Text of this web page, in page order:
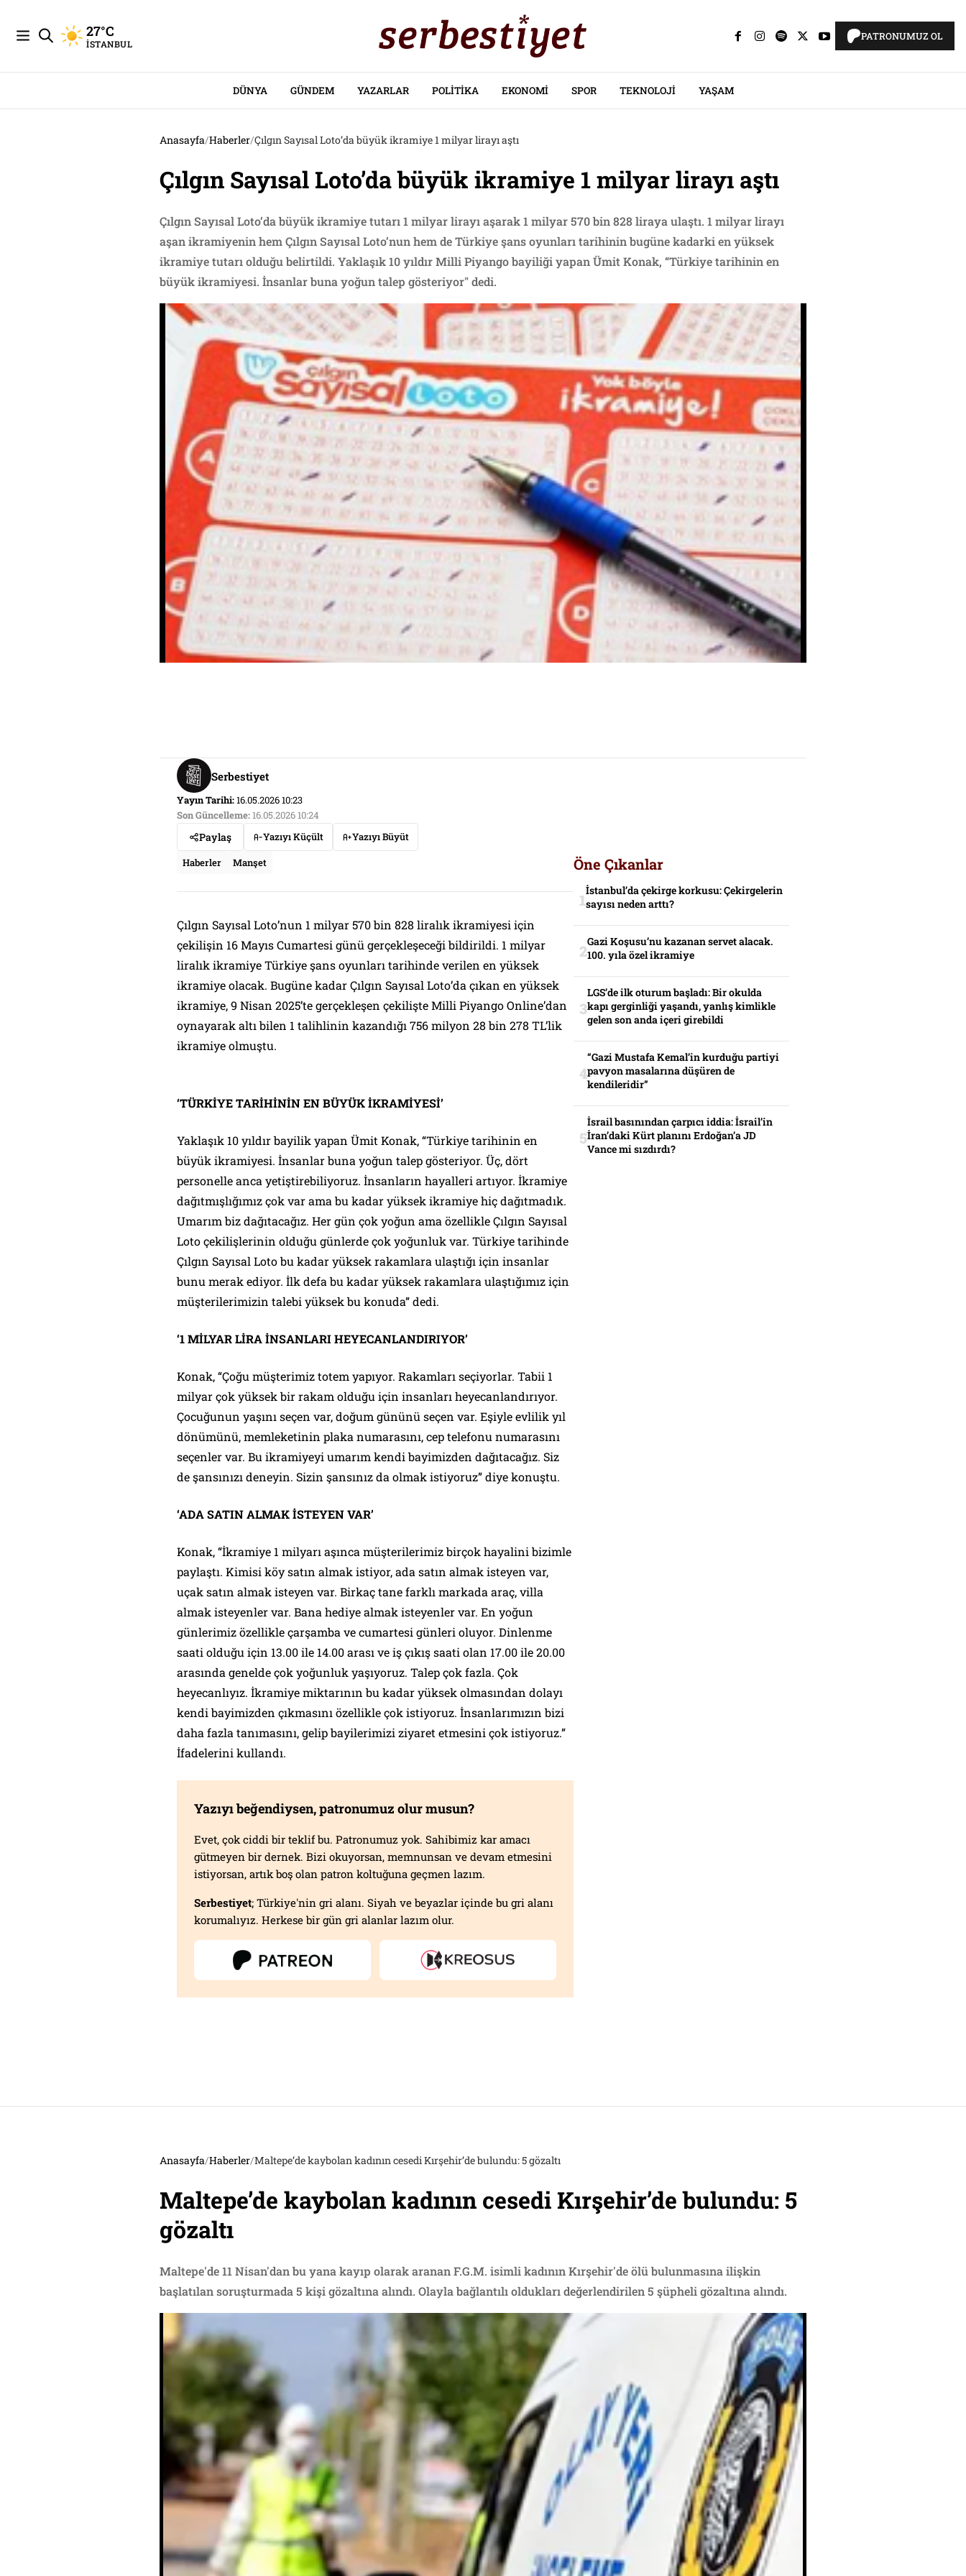
27°C
İSTANBUL
PATRONUMUZ OL
DÜNYA GÜNDEM YAZARLAR POLITIKA EKONOMI SPOR TEKNOLOJI YAŞAM
Anasayfa/Haberler/Çılgın Sayısal Loto’da büyük ikramiye 1 milyar lirayı aştı
Çılgın Sayısal Loto’da büyük ikramiye 1 milyar lirayı aştı
Çılgın Sayısal Loto’da büyük ikramiye tutarı 1 milyar lirayı aşarak 1 milyar 570 bin 828 liraya ulaştı. 1 milyar lirayı
aşan ikramiyenin hem Çılgın Sayısal Loto’nun hem de Türkiye şans oyunları tarihinin bugüne kadarki en yüksek
ikramiye tutarı olduğu belirtildi. Yaklaşık 10 yıldır Milli Piyango bayiliği yapan Ümit Konak, “Türkiye tarihinin en
büyük ikramiyesi. İnsanlar buna yoğun talep gösteriyor" dedi.
Serbestiyet
Yayın Tarihi:16.05.2026 10:23
Son Güncelleme: 16.05.2026 10:24
Paylaş Yazıyı Küçült
Yazıyı Büyüt
Haberler
Manşet
Çılgın Sayısal Loto’nun 1 milyar 570 bin 828 liralık ikramiyesi için
çekilişin 16 Mayıs Cumartesi günü gerçekleşeceği bildirildi. 1 milyar
liralık ikramiye Türkiye şans oyunları tarihinde verilen en yüksek
ikramiye olacak. Bugüne kadar Çılgın Sayısal Loto’da çıkan en yüksek
ikramiye, 9 Nisan 2025’te gerçekleşen çekilişte Milli Piyango Online’dan
oynayarak altı bilen 1 talihlinin kazandığı 756 milyon 28 bin 278 TL’lik
ikramiye olmuştu.
‘TÜRKİYE TARİHİNİN EN BÜYÜK İKRAMİYESİ’
Yaklaşık 10 yıldır bayilik yapan Ümit Konak, “Türkiye tarihinin en
büyük ikramiyesi. İnsanlar buna yoğun talep gösteriyor. Üç, dört
personelle anca yetiştirebiliyoruz. İnsanların hayalleri artıyor. İkramiye
dağıtmışlığımız çok var ama bu kadar yüksek ikramiye hiç dağıtmadık.
Umarım biz dağıtacağız. Her gün çok yoğun ama özellikle Çılgın Sayısal
Loto çekilişlerinin olduğu günlerde çok yoğunluk var. Türkiye tarihinde
Çılgın Sayısal Loto bu kadar yüksek rakamlara ulaştığı için insanlar
bunu merak ediyor. İlk defa bu kadar yüksek rakamlara ulaştığımız için
müşterilerimizin talebi yüksek bu konuda” dedi.
‘1 MİLYAR LİRA İNSANLARI HEYECANLANDIRIYOR’
Konak, “Çoğu müşterimiz totem yapıyor. Rakamları seçiyorlar. Tabii 1
milyar çok yüksek bir rakam olduğu için insanları heyecanlandırıyor.
Çocuğunun yaşını seçen var, doğum gününü seçen var. Eşiyle evlilik yıl
dönümünü, memleketinin plaka numarasını, cep telefonu numarasını
seçenler var. Bu ikramiyeyi umarım kendi bayimizden dağıtacağız. Siz
de şansınızı deneyin. Sizin şansınız da olmak istiyoruz” diye konuştu.
‘ADA SATIN ALMAK İSTEYEN VAR’
Konak, “İkramiye 1 milyarı aşınca müşterilerimiz birçok hayalini bizimle
paylaştı. Kimisi köy satın almak istiyor, ada satın almak isteyen var,
uçak satın almak isteyen var. Birkaç tane farklı markada araç, villa
almak isteyenler var. Bana hediye almak isteyenler var. En yoğun
günlerimiz özellikle çarşamba ve cumartesi günleri oluyor. Dinlenme
saati olduğu için 13.00 ile 14.00 arası ve iş çıkış saati olan 17.00 ile 20.00
arasında genelde çok yoğunluk yaşıyoruz. Talep çok fazla. Çok
heyecanlıyız. İkramiye miktarının bu kadar yüksek olmasından dolayı
kendi bayimizden çıkmasını özellikle çok istiyoruz. İnsanlarımızın bizi
daha fazla tanımasını, gelip bayilerimizi ziyaret etmesini çok istiyoruz.”
İfadelerini kullandı.
Yazıyı beğendiysen, patronumuz olur musun?
Evet, çok ciddi bir teklif bu. Patronumuz yok. Sahibimiz kar amacı
gütmeyen bir dernek. Bizi okuyorsan, memnunsan ve devam etmesini
istiyorsan, artık boş olan patron koltuğuna geçmen lazım.
Serbestiyet; Türkiye'nin gri alanı. Siyah ve beyazlar içinde bu gri alanı
korumalıyız. Herkese bir gün gri alanlar lazım olur.
Öne Çıkanlar
İstanbul’da çekirge korkusu: Çekirgelerin
sayısı neden arttı?
Gazi Koşusu’nu kazanan servet alacak.
100. yıla özel ikramiye
LGS’de ilk oturum başladı: Bir okulda
kapı gerginliği yaşandı, yanlış kimlikle
gelen son anda içeri girebildi
“Gazi Mustafa Kemal’in kurduğu partiyi
pavyon masalarına düşüren de
kendileridir”
İsrail basınından çarpıcı iddia: İsrail’in
İran’daki Kürt planını Erdoğan’a JD
Vance mi sızdırdı?
Anasayfa/Haberler/Maltepe’de kaybolan kadının cesedi Kırşehir’de bulundu: 5 gözaltı
Maltepe’de kaybolan kadının cesedi Kırşehir’de bulundu: 5
gözaltı
Maltepe'de 11 Nisan'dan bu yana kayıp olarak aranan F.G.M. isimli kadının Kırşehir'de ölü bulunmasına ilişkin
başlatılan soruşturmada 5 kişi gözaltına alındı. Olayla bağlantılı oldukları değerlendirilen 5 şüpheli gözaltına alındı.